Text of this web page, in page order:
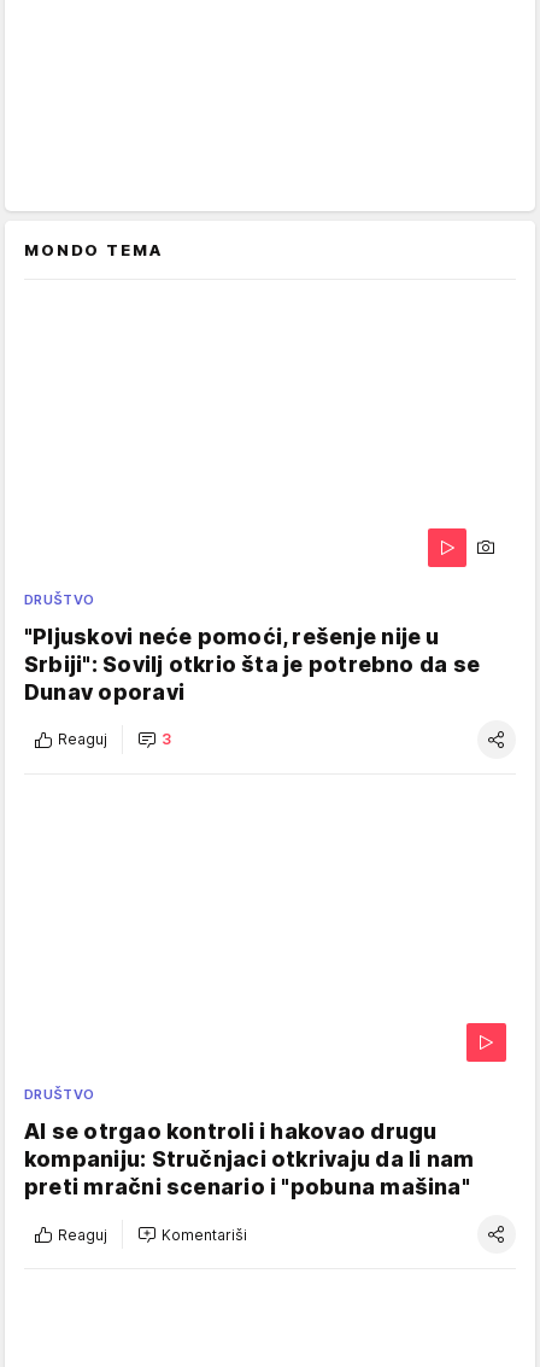
MONDO TEMA
DRUŠTVO
"Pljuskovi neće pomoći, rešenje nije u
Srbiji": Sovilj otkrio šta je potrebno da se
Dunav oporavi
Reaguj 3
DRUŠTVO
AI se otrgao kontroli i hakovao drugu
kompaniju: Stručnjaci otkrivaju da li nam
preti mračni scenario i "pobuna mašina"
Reaguj Komentariši